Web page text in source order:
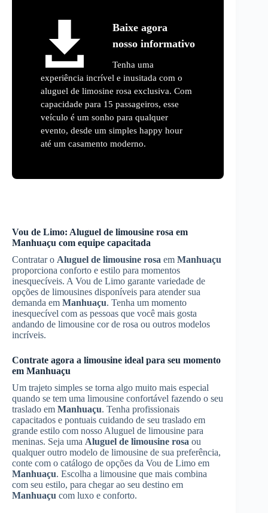
Baixe agora
nosso informativo
Tenha uma
experiência incrível e inusitada com o
aluguel de limosine rosa exclusiva. Com
capacidade para 15 passageiros, esse
veículo é um sonho para qualquer
evento, desde um simples happy hour
até um casamento moderno.
Vou de Limo: Aluguel de limousine rosa em
Manhuaçu com equipe capacitada
Contratar o Aluguel de limousine rosa em Manhuaçu
proporciona conforto e estilo para momentos
inesquecíveis. A Vou de Limo garante variedade de
opções de limousines disponíveis para atender sua
demanda em Manhuaçu. Tenha um momento
inesquecível com as pessoas que você mais gosta
andando de limousine cor de rosa ou outros modelos
incríveis.
Contrate agora a limousine ideal para seu momento
em Manhuaçu
Um trajeto simples se torna algo muito mais especial
quando se tem uma limousine confortável fazendo o seu
traslado em Manhuaçu. Tenha profissionais
capacitados e pontuais cuidando de seu traslado em
grande estilo com nosso Aluguel de limousine para
meninas. Seja uma Aluguel de limousine rosa ou
qualquer outro modelo de limousine de sua preferência,
conte com o catálogo de opções da Vou de Limo em
Manhuaçu. Escolha a limousine que mais combina
com seu estilo, para chegar ao seu destino em
Manhuaçu com luxo e conforto.